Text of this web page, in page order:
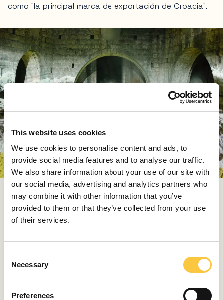
This website uses cookies
We use cookies to personalise content and ads, to
provide social media features and to analyse our traffic.
We also share information about your use of our site with
our social media, advertising and analytics partners who
may combine it with other information that you’ve
provided to them or that they’ve collected from your use
of their services.
Necessary
Preferences
como "la principal marca de exportación de Croacia".
Para quienes lleguen por mar, el festival ofrece una
oportunidad sin igual de conocer el rico patrimonio
mediterráneo desde una perspectiva moderna y
Fotos Festival de Verano de Dubrovnik
Compartir